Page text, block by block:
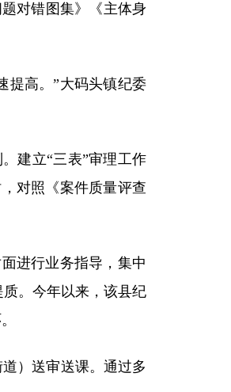
对错图集》《主体身
高。”大码头镇纪委
建立“三表”审理工作
对照《案件质量评查
进行业务指导，集中
。今年以来，该县纪
）送审送课。通过多